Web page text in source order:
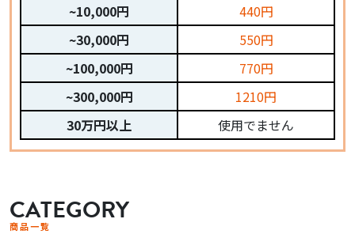
~10,000円
~30,000円
~100,000円
~300,000円
30万円以上
440円
550円
770円
1210円
使用でません
CATEGORY
商品一覧